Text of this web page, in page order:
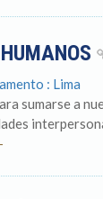
: Lima
sumarse a